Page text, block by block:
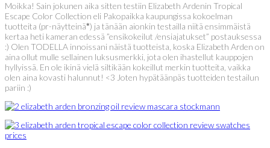
Moikka! Sain jokunen aika sitten testiin Elizabeth Ardenin Tropical
Escape Color Collection eli Pakopaikka kaupungissa kokoelman
tuotteita (pr-näytteinä*) ja tänään aionkin testailla niitä ensimmäistä
kertaa heti kameran edessä ”ensikokeilut /ensiajatukset” postauksessa
:) Olen TODELLA innoissani näistä tuotteista, koska Elizabeth Arden on
aina ollut mulle sellainen luksusmerkki, jota olen ihastellut kauppojen
hyllyissä. En ole ikinä vielä siltikään kokeillut merkin tuotteita, vaikka
olen aina kovasti halunnut! <3 Joten hypätäänpäs tuotteiden testailun
pariin :)